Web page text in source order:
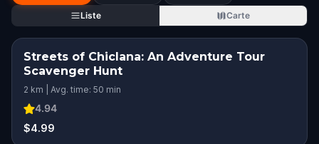
Liste
Carte
Streets of Chiclana: An Adventure Tour
Scavenger Hunt
2 km | Avg. time: 50 min
4.94
$4.99